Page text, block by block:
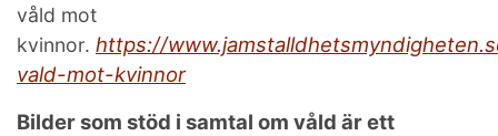
våld mot
kvinnor. https://
vald-mot-kvinnor
Bilder som stöd i samtal om våld är ett